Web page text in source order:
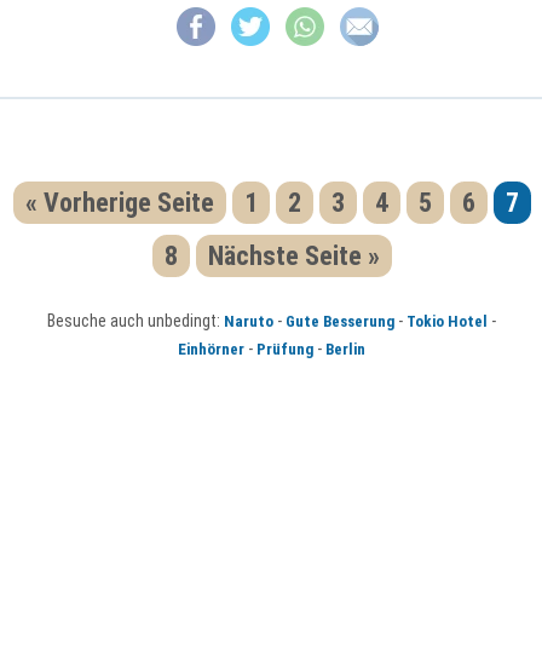
« Vorherige Seite 1 2 3 4 5 6
7
8
Nächste Seite »
Besuche auch unbedingt: Naruto- Gute Besserung- Tokio Hotel -
Einhörner- Prüfung- Berlin